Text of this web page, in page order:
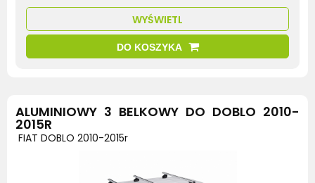
WYŚWIETL
DO KOSZYKA
ALUMINIOWY 3 BELKOWY DO DOBLO 2010-
2015R
FIAT DOBLO 2010-2015r